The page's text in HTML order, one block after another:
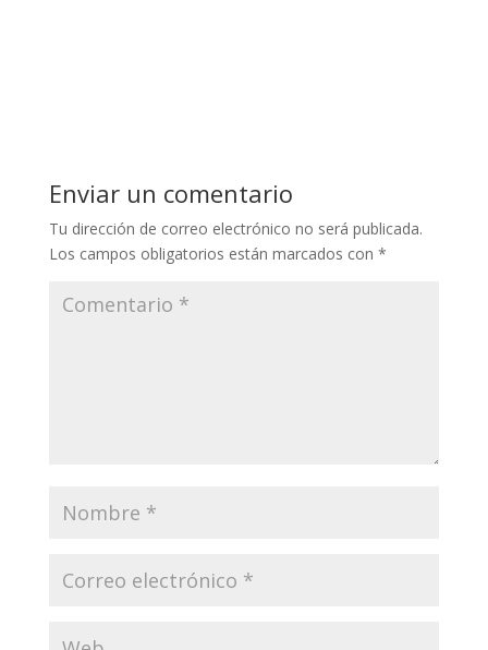
Enviar un comentario
Tu dirección de correo electrónico no será publicada.
Los campos obligatorios están marcados con *